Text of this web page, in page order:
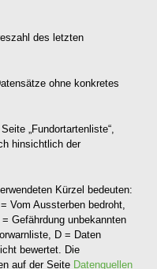
des letzten
ohne konkretes
„Fundortartenliste“,
hinsichtlich der
Kürzel bedeuten:
Vom Aussterben bedroht,
Gefährdung unbekannten
D = Daten
bewertet. Die
auf der Seite Datenquellen